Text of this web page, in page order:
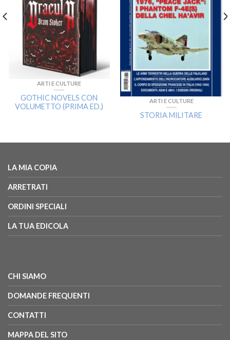
ARTI E CULTURE
GOTHIC NOVELS CON
VOLUMETTO (PRIMA ED.)
ARTI E CULTURE
STORIA MILITARE
LA MIA COPIA
ARRETRATI
ORDINI SPECIALI
LA TUA EDICOLA
CHI SIAMO
DOMANDE FREQUENTI
CONTATTI
MAPPA DEL SITO